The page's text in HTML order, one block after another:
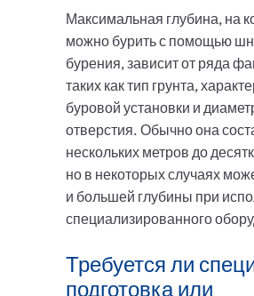
Максимальная глубина, на
можно бурить с помощью
бурения, зависит от ряда
таких как тип грунта,
буровой установки и
отверстия. Обычно она
нескольких метров до
но в некоторых случаях
и большей глубины при
специализированного
Требуется ли
подготовка или